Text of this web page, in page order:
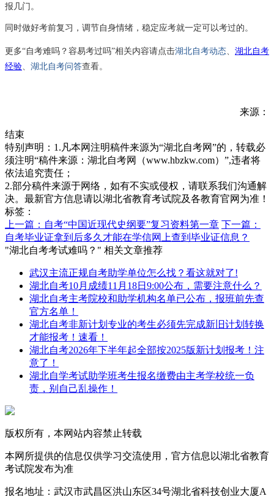
报几门。
同时做好考前复习，调节自身情绪，稳定应考就一定可以考过的。
更多“自考难吗？容易考过吗”相关内容请点击湖北自考动态
湖北自考
经验
湖北自考问答查看。
来源：
结束
特别声明：1.凡本网注明稿件来源为“湖北自考网”的，转载必
须注明“稿件来源：湖北自考网（www.hbzkw.com）”,违者将
依法追究责任；
2.部分稿件来源于网络，如有不实或侵权，请联系我们沟通解
决。最新官方信息请以湖北省教育考试院及各教育官网为准！
标签：
上一篇：自考“中国近现代史纲要”复习资料第一章 下一篇：
自考毕业证拿到后多久才能在学信网上查到毕业证信息？
"湖北自考考试难吗？" 相关文章推荐
武汉主流正规自考助学单位怎么找？看这就对了!
湖北自考10月成绩11月18日9:00公布，需要注意什么？
湖北自考主考院校和助学机构名单已公布，报班前先查
官方名单！
湖北自考非新计划专业的考生必须先完成新旧计划转换
才能报考！速看！
湖北自考2026年下半年起全部按2025版新计划报考！注
意了！
湖北自学考试助学班考生报名缴费由主考学校统一负
责，别自己乱操作！
版权所有，本网站内容禁止转载
本网所提供的信息仅供学习交流使用，官方信息以湖北省教育
考试院发布为准
报名地址：武汉市武昌区洪山东区34号湖北省科技创业大厦A